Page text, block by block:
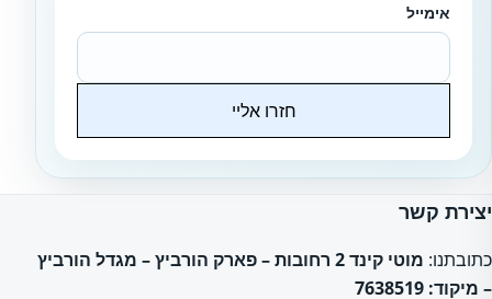
אימייל
חזרו אליי
יצירת קשר
כתובתנו:
מוטי קינד 2 רחובות – פארק הורביץ – מגדל הורביץ
– מיקוד: 7638519